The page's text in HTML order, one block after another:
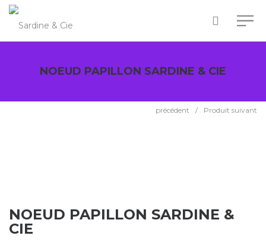
NOEUD PAPILLON SARDINE & CIE
précédent / Produit suivant
NOEUD PAPILLON SARDINE &
CIE